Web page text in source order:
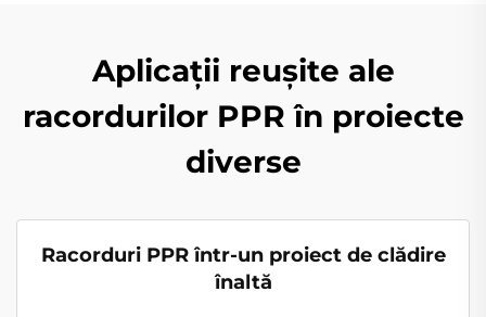
Aplicații reușite ale
racordurilor PPR în proiecte
diverse
Racorduri PPR într-un proiect de clădire
înaltă